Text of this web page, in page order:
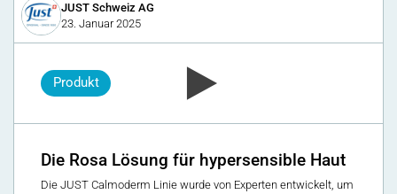
JUST Schweiz AG
23. Januar 2025
Produkt
Die Rosa Lösung für hypersensible Haut
Die JUST Calmoderm Linie wurde von Experten entwickelt, um